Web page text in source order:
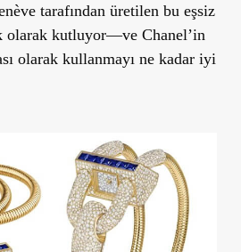
tarafından üretilen bu eşsiz
olarak kutluyor—ve Chanel’in
olarak kullanmayı ne kadar iyi